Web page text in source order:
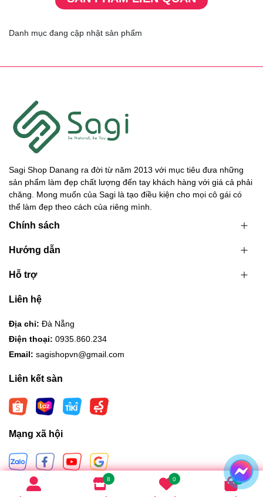
8 0 0
Danh mục đang cập nhật sản phẩm
Sagi Shop Danang ra đời từ năm 2013 với mục tiêu đưa những
sản phẩm làm đẹp chất lượng đến tay khách hàng với giá cả phải
chăng. Mong muốn của Sagi là tạo điều kiện cho mọi cô gái có
thể làm đẹp theo cách của riêng mình.
Chính sách
Hướng dẫn
Hỗ trợ
Liên hệ
Địa chỉ: Đà Nẵng
Điện thoại: 0935.860.234
Email: sagishopvn@gmail.com
Liên kết sàn
Mạng xã hội
Hình thức thanh toán